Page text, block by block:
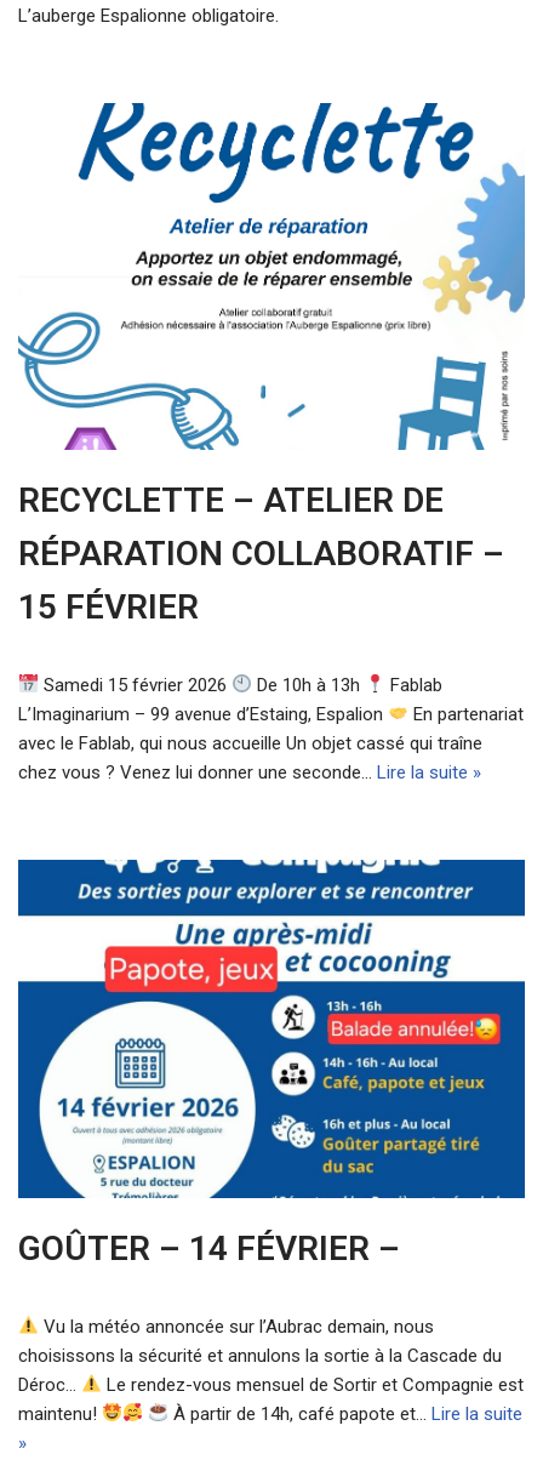
L’auberge Espalionne obligatoire.
RECYCLETTE – ATELIER DE
RÉPARATION COLLABORATIF –
15 FÉVRIER
Samedi 15 février 2026 De 10h à 13h
Fablab
L’Imaginarium – 99 avenue d’Estaing, Espalion
En partenariat
avec le Fablab, qui nous accueille Un objet cassé qui traîne
chez vous ? Venez lui donner une seconde… Lire la suite »
GOÛTER – 14 FÉVRIER –
Vu la météo annoncée sur l’Aubrac demain, nous
choisissons la sécurité et annulons la sortie à la Cascade du
Déroc…
Le rendez-vous mensuel de Sortir et Compagnie est
maintenu!
À partir de 14h, café papote et…Lire la suite
»